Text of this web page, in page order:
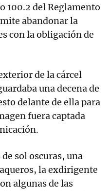
100.2 del Reglamento
abandonar la
con la obligación de
de la cárcel
una decena de
delante de ella para
fuera captada
sol oscuras, una
la exdirigente
algunas de las